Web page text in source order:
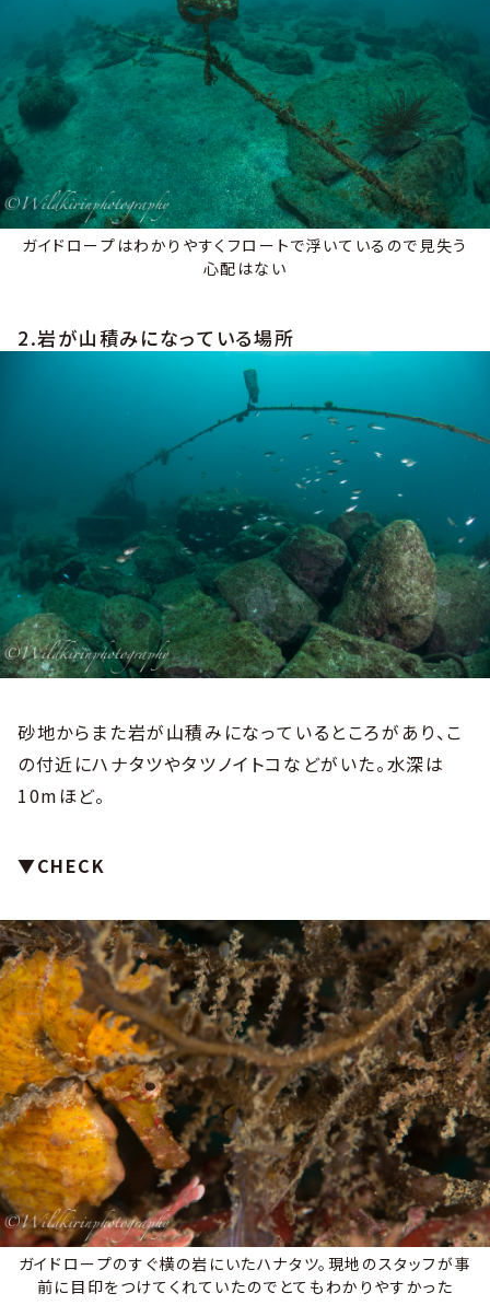
ガイドロープはわかりやすくフロートで浮いているので見失う
心配はない
2.岩が山積みになっている場所
砂地からまた岩が山積みになっているところがあり、こ
の付近にハナタツやタツノイトコなどがいた。水深は
10mほど。
▼CHECK
ガイドロープのすぐ横の岩にいたハナタツ。現地のスタッフが事
前に目印をつけてくれていたのでとてもわかりやすかった